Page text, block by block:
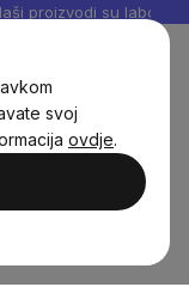
svoj
ovdje.
proizvodi su